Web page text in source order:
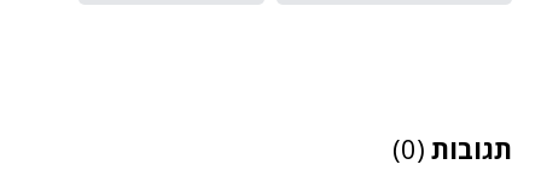
תגובות (0)